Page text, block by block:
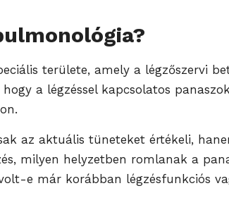
területe, amely a légzőszervi
a légzéssel kapcsolatos
az aktuális tüneteket értékeli,
milyen helyzetben romlanak a
e már korábban légzésfunkciós